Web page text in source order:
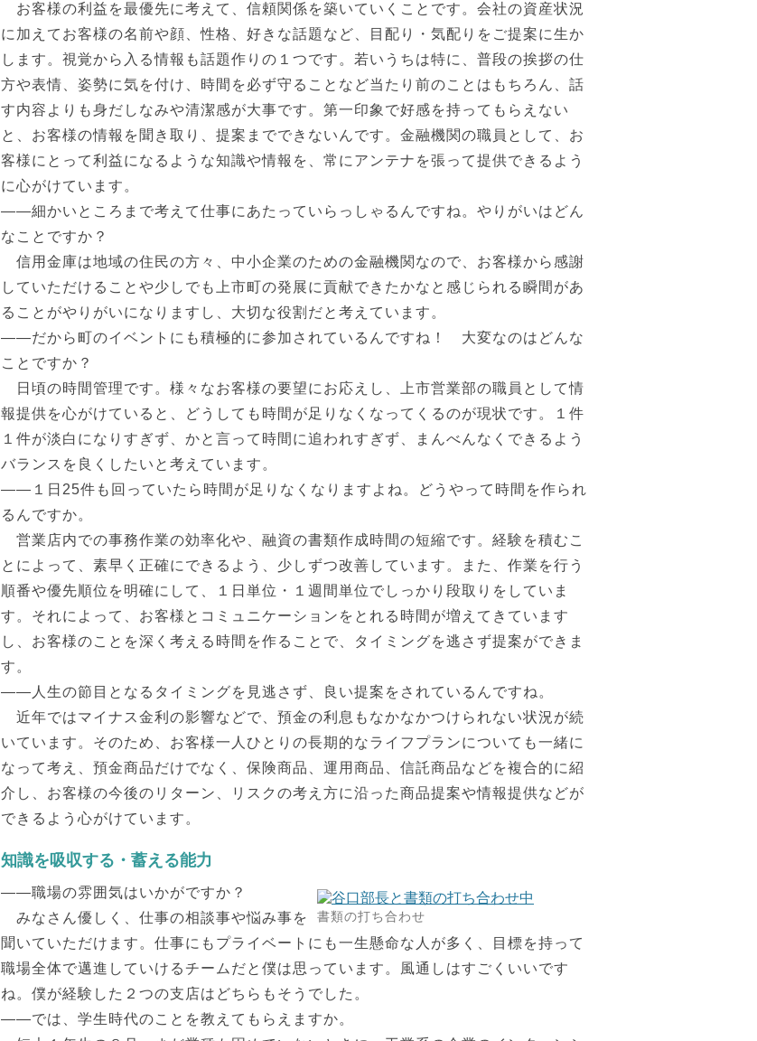
お客様の利益を最優先に考えて、信頼関係を築いていくことです。会社の資産状況
に加えてお客様の名前や顔、性格、好きな話題など、目配り・気配りをご提案に生か
します。視覚から入る情報も話題作りの１つです。若いうちは特に、普段の挨拶の仕
方や表情、姿勢に気を付け、時間を必ず守ることなど当たり前のことはもちろん、話
す内容よりも身だしなみや清潔感が大事です。第一印象で好感を持ってもらえない
と、お客様の情報を聞き取り、提案までできないんです。金融機関の職員として、お
客様にとって利益になるような知識や情報を、常にアンテナを張って提供できるよう
に心がけています。
――細かいところまで考えて仕事にあたっていらっしゃるんですね。やりがいはどん
なことですか？
信用金庫は地域の住民の方々、中小企業のための金融機関なので、お客様から感謝
していただけることや少しでも上市町の発展に貢献できたかなと感じられる瞬間があ
ることがやりがいになりますし、大切な役割だと考えています。
――だから町のイベントにも積極的に参加されているんですね！ 大変なのはどんな
ことですか？
日頃の時間管理です。様々なお客様の要望にお応えし、上市営業部の職員として情
報提供を心がけていると、どうしても時間が足りなくなってくるのが現状です。１件
１件が淡白になりすぎず、かと言って時間に追われすぎず、まんべんなくできるよう
バランスを良くしたいと考えています。
――１日25件も回っていたら時間が足りなくなりますよね。どうやって時間を作られ
るんですか。
営業店内での事務作業の効率化や、融資の書類作成時間の短縮です。経験を積むこ
とによって、素早く正確にできるよう、少しずつ改善しています。また、作業を行う
順番や優先順位を明確にして、１日単位・１週間単位でしっかり段取りをしていま
す。それによって、お客様とコミュニケーションをとれる時間が増えてきています
し、お客様のことを深く考える時間を作ることで、タイミングを逃さず提案ができま
す。
――人生の節目となるタイミングを見逃さず、良い提案をされているんですね。
近年ではマイナス金利の影響などで、預金の利息もなかなかつけられない状況が続
いています。そのため、お客様一人ひとりの長期的なライフプランについても一緒に
なって考え、預金商品だけでなく、保険商品、運用商品、信託商品などを複合的に紹
介し、お客様の今後のリターン、リスクの考え方に沿った商品提案や情報提供などが
できるよう心がけています。
知識を吸収する・蓄える能力
書類の打ち合わせ
――職場の雰囲気はいかがですか？
みなさん優しく、仕事の相談事や悩み事を
聞いていただけます。仕事にもプライベートにも一生懸命な人が多く、目標を持って
職場全体で邁進していけるチームだと僕は思っています。風通しはすごくいいです
ね。僕が経験した２つの支店はどちらもそうでした。
――では、学生時代のことを教えてもらえますか。